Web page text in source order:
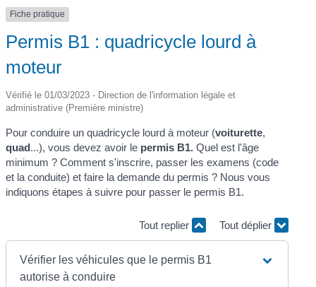
Fiche pratique
Permis B1 : quadricycle lourd à
moteur
Vérifié le 01/03/2023 - Direction de l'information légale et
administrative (Première ministre)
Pour conduire un quadricycle lourd à moteur (voiturette,
quad...), vous devez avoir le permis B1. Quel est l'âge
minimum ? Comment s'inscrire, passer les examens (code
et la conduite) et faire la demande du permis ? Nous vous
indiquons étapes à suivre pour passer le permis B1.
Tout replier Tout déplier
Vérifier les véhicules que le permis B1
autorise à conduire